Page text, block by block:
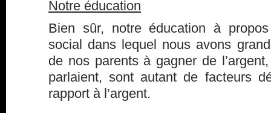
Notre éducation
Bien sûr, notre éducation à
social dans lequel nous avons
de nos parents à gagner de
parlaient, sont autant de facteurs
rapport à l’argent.